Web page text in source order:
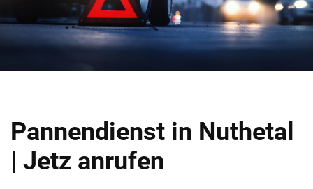
Pannendienst in Nuthetal
| Jetz anrufen